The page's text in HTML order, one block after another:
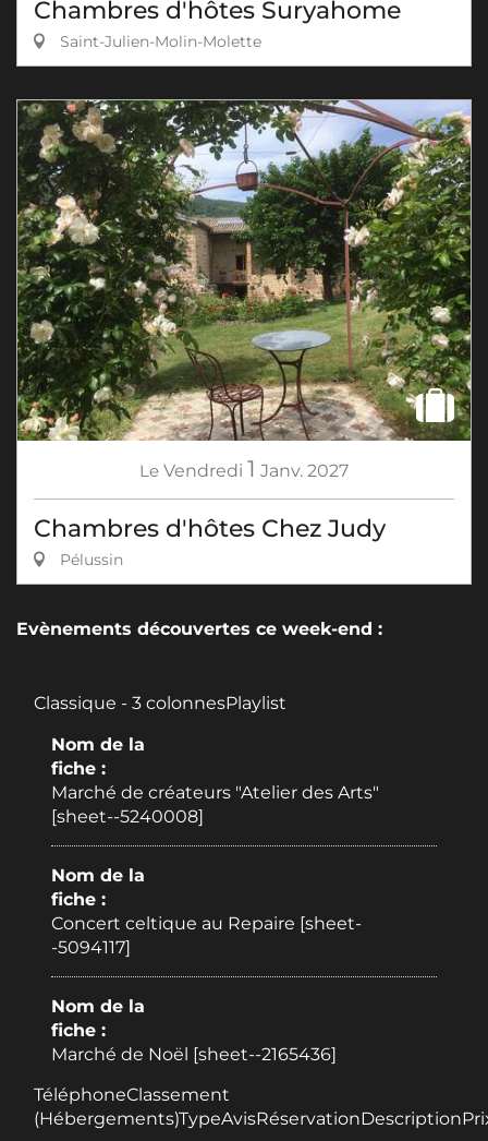
Chambres d'hôtes Suryahome
Saint-Julien-Molin-Molette
Le Vendredi 1 Janv. 2027
Chambres d'hôtes Chez Judy
Pélussin
Evènements découvertes ce week-end :
Classique - 3 colonnesPlaylist
Nom de la
fiche :
Marché de créateurs "Atelier des Arts"
[sheet--5240008]
Nom de la
fiche :
Concert celtique au Repaire [sheet-
-5094117]
Nom de la
fiche :
Marché de Noël [sheet--2165436]
TéléphoneClassement